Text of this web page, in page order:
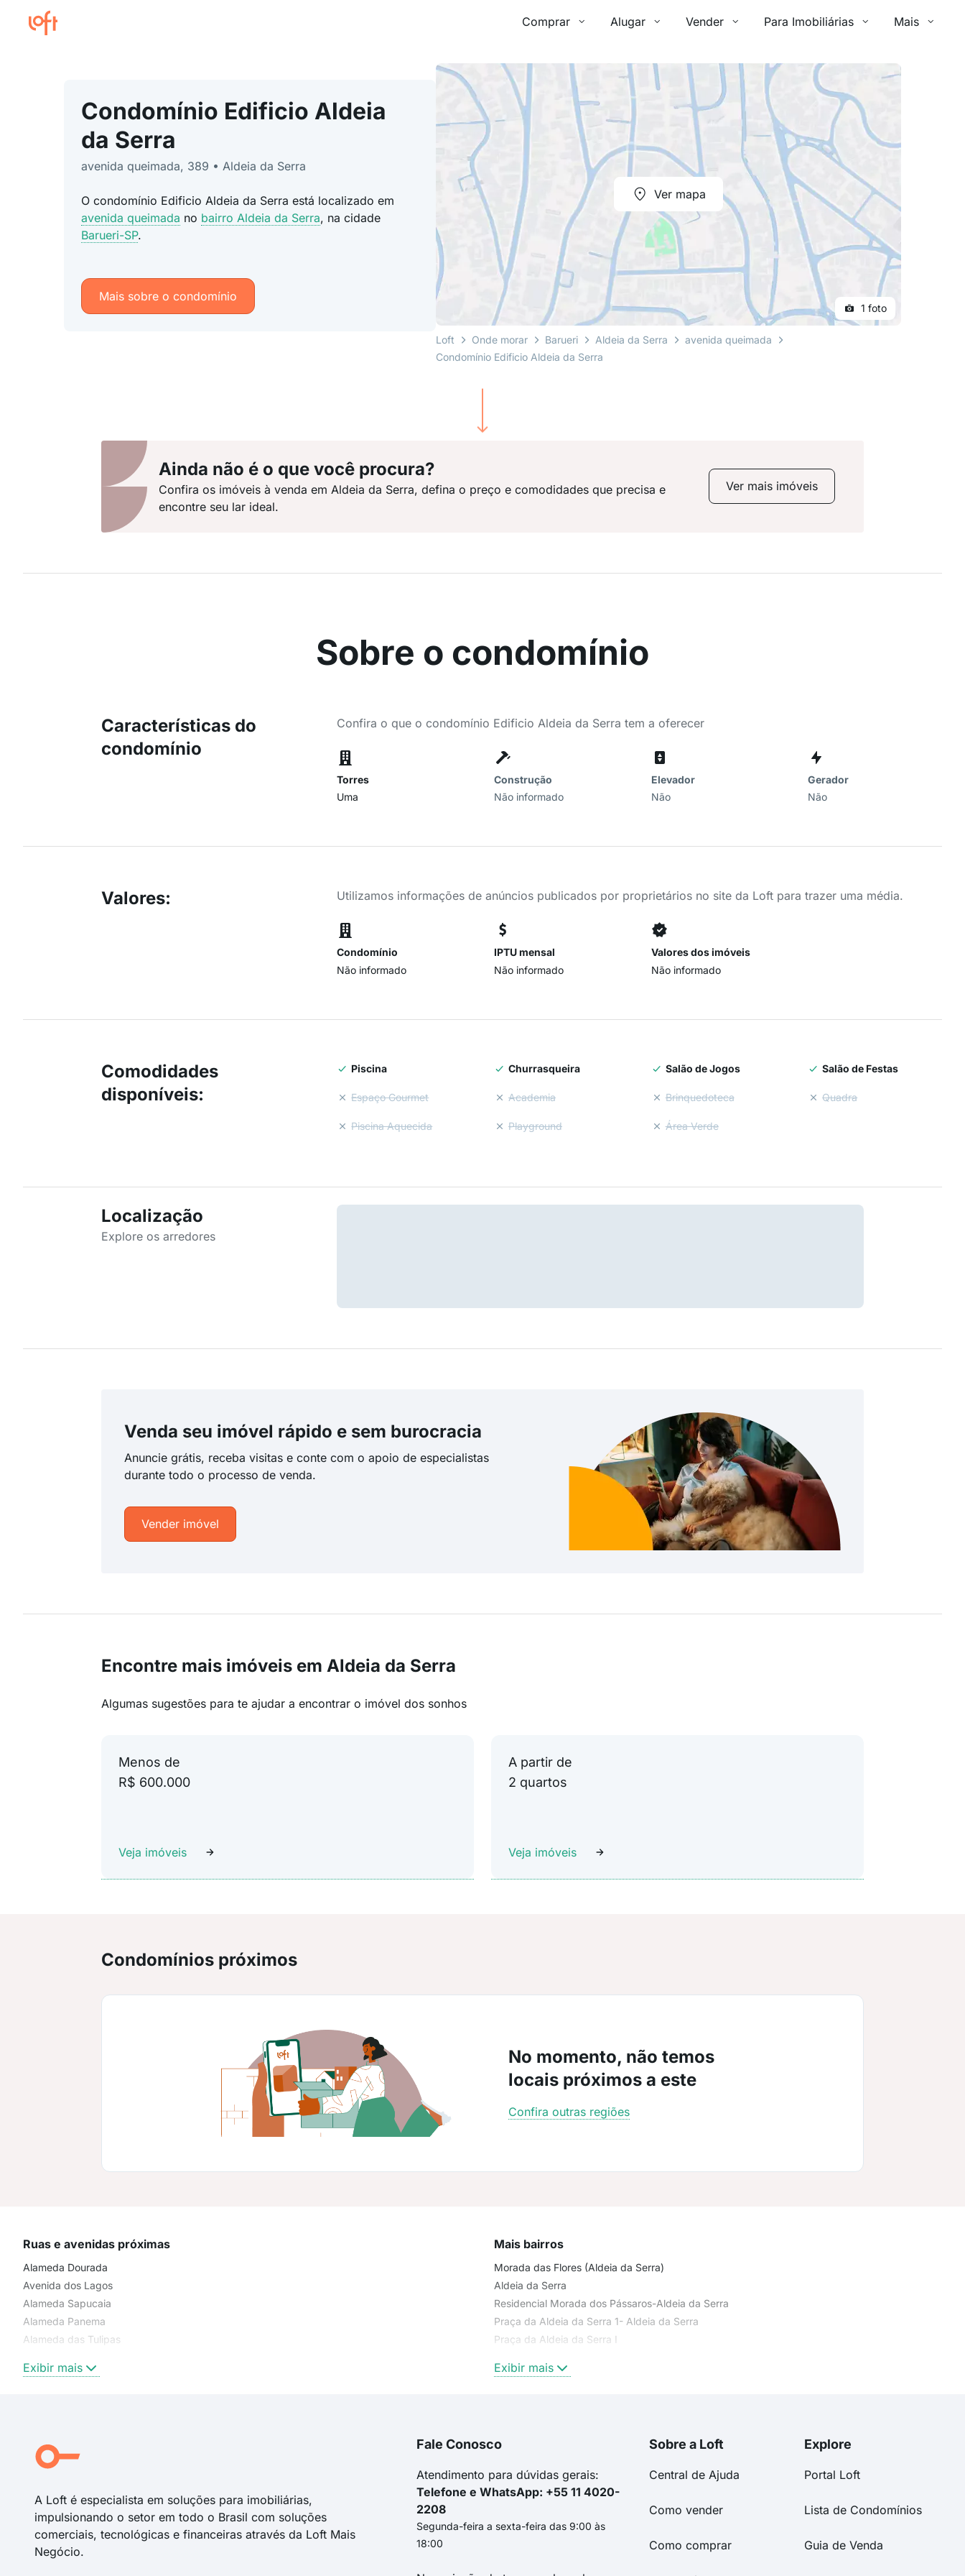
Comprar Alugar Vender Para Imobiliárias Mais
Condomínio Edificio Aldeia
da Serra
avenida queimada, 389 • Aldeia da Serra
O condomínio Edificio Aldeia da Serra está localizado em
avenida queimada no bairro Aldeia da Serra, na cidade
Barueri-SP.
Mais sobre o condomínio
Ver mapa
1 foto
Loft Onde morar Barueri Aldeia da Serra
avenida queimada
Condomínio Edificio Aldeia da Serra
Ainda não é o que você procura?
Confira os imóveis à venda em Aldeia da Serra, defina o preço e comodidades que precisa e
encontre seu lar ideal.
Ver mais imóveis
Sobre o condomínio
Características do
condomínio
Confira o que o condomínio Edificio Aldeia da Serra tem a oferecer
Torres
Uma
Construção
Não informado
Elevador
Não
Gerador
Não
Valores: Utilizamos informações de anúncios publicados por proprietários no site da Loft para trazer uma média.
Condomínio
Não informado
IPTU mensal
Não informado
Valores dos imóveis
Não informado
Comodidades
disponíveis:
Piscina Churrasqueira Salão de Jogos Salão de Festas
Espaço Gourmet Academia Brinquedoteca Quadra
Piscina Aquecida Playground Área Verde
Localização
Explore os arredores
Venda seu imóvel rápido e sem burocracia
Anuncie grátis, receba visitas e conte com o apoio de especialistas
durante todo o processo de venda.
Vender imóvel
Encontre mais imóveis em Aldeia da Serra
Algumas sugestões para te ajudar a encontrar o imóvel dos sonhos
Menos de
R$ 600.000
Veja imóveis
A partir de
2 quartos
Veja imóveis
Condomínios próximos
No momento, não temos
locais próximos a este
Confira outras regiões
Ruas e avenidas próximas
Alameda Dourada
Avenida dos Lagos
Alameda Sapucaia
Alameda Panema
Alameda das Tulipas
Alameda Garopaba
Alameda Tulipas
Avenida Itaparica
Exibir mais
Mais bairros
Morada das Flores (Aldeia da Serra)
Aldeia da Serra
Residencial Morada dos Pássaros-Aldeia da Serra
Praça da Aldeia da Serra 1- Aldeia da Serra
Praça da Aldeia da Serra I
Exibir mais
A Loft é especialista em soluções para imobiliárias,
impulsionando o setor em todo o Brasil com soluções
comerciais, tecnológicas e financeiras através da Loft Mais
Negócio.
Fale Conosco
Atendimento para dúvidas gerais:
Telefone e WhatsApp: +55 11 4020-
2208
Segunda-feira a sexta-feira das 9:00 às
18:00
Sobre a Loft
Central de Ajuda
Como vender
Como comprar
Explore
Portal Loft
Lista de Condomínios
Guia de Venda